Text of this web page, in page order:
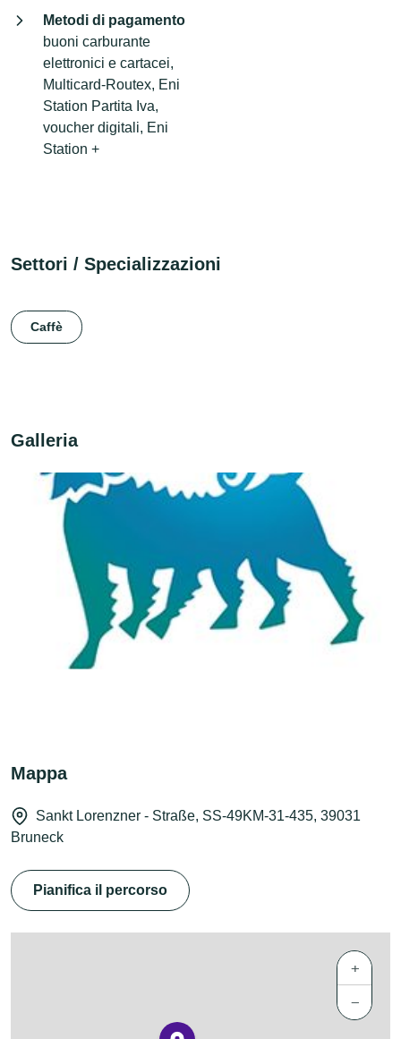
Metodi di pagamento
buoni carburante
elettronici e cartacei,
Multicard-Routex, Eni
Station Partita Iva,
voucher digitali, Eni
Station +
Settori / Specializzazioni
Caffè
Galleria
Mappa
Sankt Lorenzner - Straße, SS-49KM-31-435, 39031
Bruneck
Pianifica il percorso
+
−